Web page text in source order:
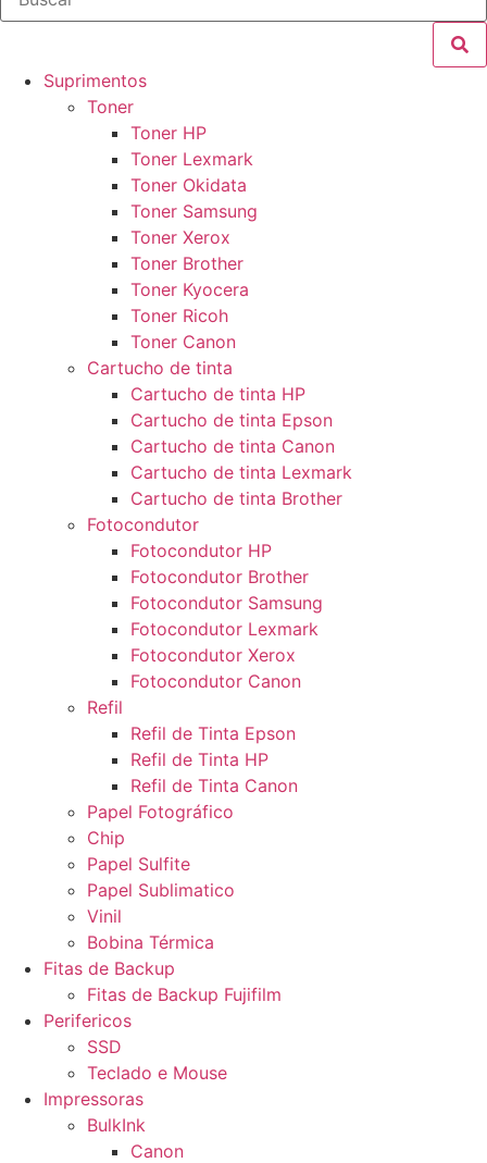
Suprimentos
Toner
Toner HP
Toner Lexmark
Toner Okidata
Toner Samsung
Toner Xerox
Toner Brother
Toner Kyocera
Toner Ricoh
Toner Canon
Cartucho de tinta
Cartucho de tinta HP
Cartucho de tinta Epson
Cartucho de tinta Canon
Cartucho de tinta Lexmark
Cartucho de tinta Brother
Fotocondutor
Fotocondutor HP
Fotocondutor Brother
Fotocondutor Samsung
Fotocondutor Lexmark
Fotocondutor Xerox
Fotocondutor Canon
Refil
Refil de Tinta Epson
Refil de Tinta HP
Refil de Tinta Canon
Papel Fotográfico
Chip
Papel Sulfite
Papel Sublimatico
Vinil
Bobina Térmica
Fitas de Backup
Fitas de Backup Fujifilm
Perifericos
SSD
Teclado e Mouse
Impressoras
BulkInk
Canon